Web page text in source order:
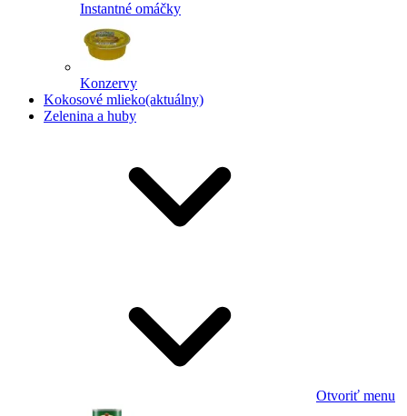
Instantné omáčky
Konzervy
Kokosové mlieko(aktuálny)
Zelenina a huby
Otvoriť menu